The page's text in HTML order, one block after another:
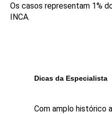
Os casos representam 1%
INCA.
Dicas da Especialista
Com amplo histórico